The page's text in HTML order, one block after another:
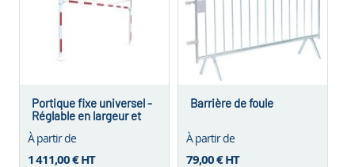
Portique fixe universel -
Réglable en largeur et
À partir de
1 411,00 €HT
Barrière de foule
À partir de
79,00 €HT